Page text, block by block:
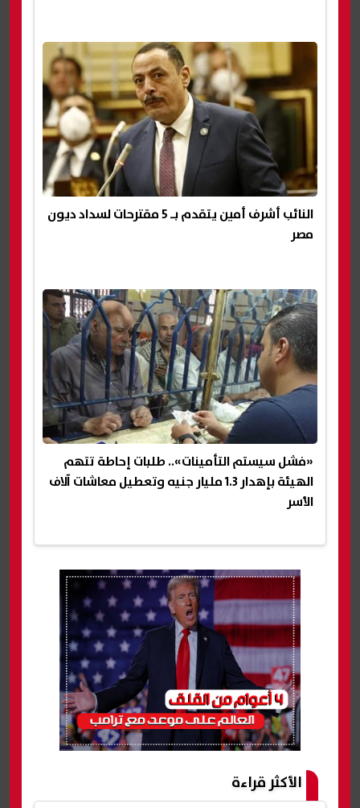
النائب أشرف أمين يتقدم بـ 5 مقترحات لسداد ديون
مصر
«فشل سيستم التأمينات».. طلبات إحاطة تتهم
الهيئة بإهدار 1.3 مليار جنيه وتعطيل معاشات آلاف
الأسر
الأكثر قراءة